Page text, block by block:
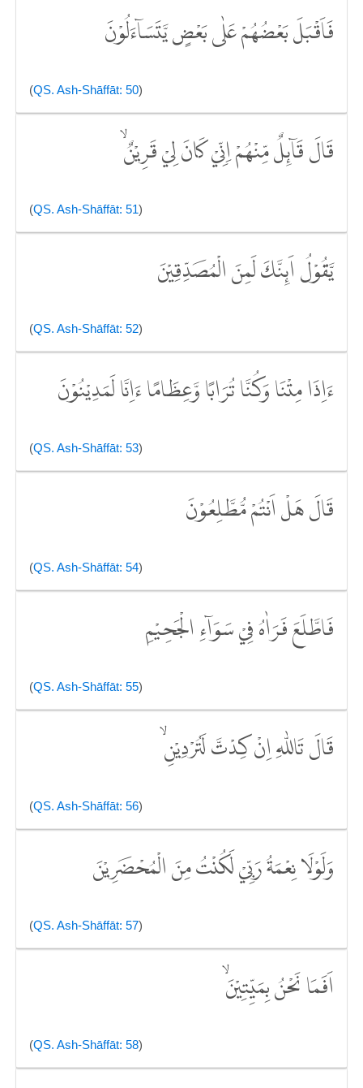
فَاَقْبَلَ بَعْضُهُمْ عَلٰى بَعْضٍ يَّتَسَاۤءَلُوْنَ
(QS. Ash-Shāffāt: 50)
قَالَ قَاۤىِٕلٌ مِّنْهُمْ اِنِّيْ كَانَ لِيْ قَرِيْنٌۙ
(QS. Ash-Shāffāt: 51)
يَّقُوْلُ اَىِٕنَّكَ لَمِنَ الْمُصَدِّقِيْنَ
(QS. Ash-Shāffāt: 52)
ءَاِذَا مِتْنَا وَكُنَّا تُرَابًا وَّعِظَامًا ءَاِنَّا لَمَدِيْنُوْنَ
(QS. Ash-Shāffāt: 53)
قَالَ هَلْ اَنْتُمْ مُّطَّلِعُوْنَ
(QS. Ash-Shāffāt: 54)
فَاطَّلَعَ فَرَاٰهُ فِيْ سَوَاۤءِ الْجَحِيْمِ
(QS. Ash-Shāffāt: 55)
قَالَ تَاللّٰهِ اِنْ كِدْتَّ لَتُرْدِيْنِ ۙ
(QS. Ash-Shāffāt: 56)
وَلَوْلَا نِعْمَةُ رَبِّيْ لَكُنْتُ مِنَ الْمُحْضَرِيْنَ
(QS. Ash-Shāffāt: 57)
اَفَمَا نَحْنُ بِمَيِّتِيْنَۙ
(QS. Ash-Shāffāt: 58)